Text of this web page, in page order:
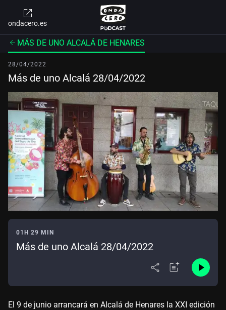
ondacero.es
MÁS DE UNO ALCALÁ DE HENARES
28/04/2022
Más de uno Alcalá 28/04/2022
01H 29 MIN
Más de uno Alcalá 28/04/2022
El 9 de junio arrancará en Alcalá de Henares la XXI edición